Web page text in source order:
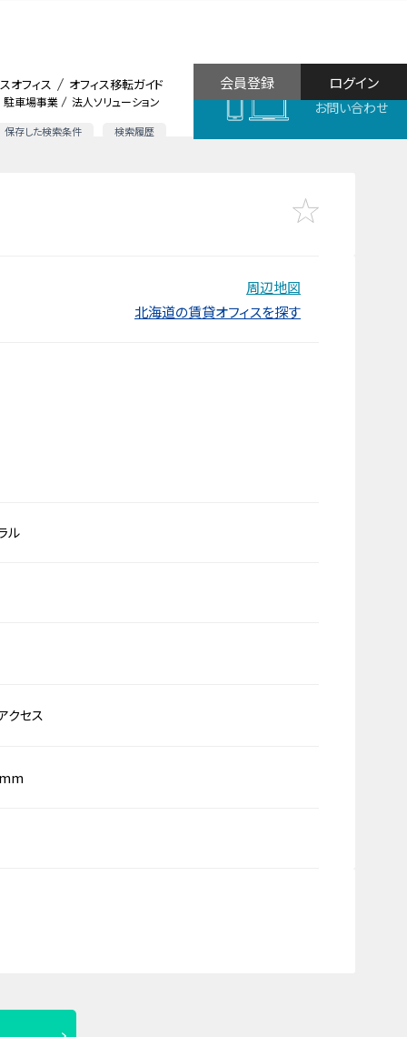
駐車場事業 法人ソリューション
保存した検索条件 検索履歴
オフィス オフィス移転ガイド
お問い合わせ
ログイン
会員登録
周辺地図
北海道の賃貸オフィスを探す
ル
クセス